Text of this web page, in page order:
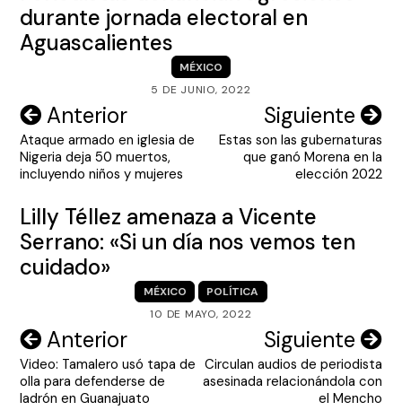
VIDEOS
durante jornada electoral en
Aguascalientes
MÉXICO
5 DE JUNIO, 2022
Navegación
de
entradas
Anterior
Ataque armado en iglesia de
Nigeria deja 50 muertos,
incluyendo niños y mujeres
Siguiente
Estas son las gubernaturas
que ganó Morena en la
elección 2022
Lilly Téllez amenaza a Vicente
Serrano: «Si un día nos vemos ten
cuidado»
MÉXICO
POLÍTICA
10 DE MAYO, 2022
Navegación
de
entradas
Anterior
Video: Tamalero usó tapa de
olla para defenderse de
ladrón en Guanajuato
Siguiente
Circulan audios de periodista
asesinada relacionándola con
el Mencho